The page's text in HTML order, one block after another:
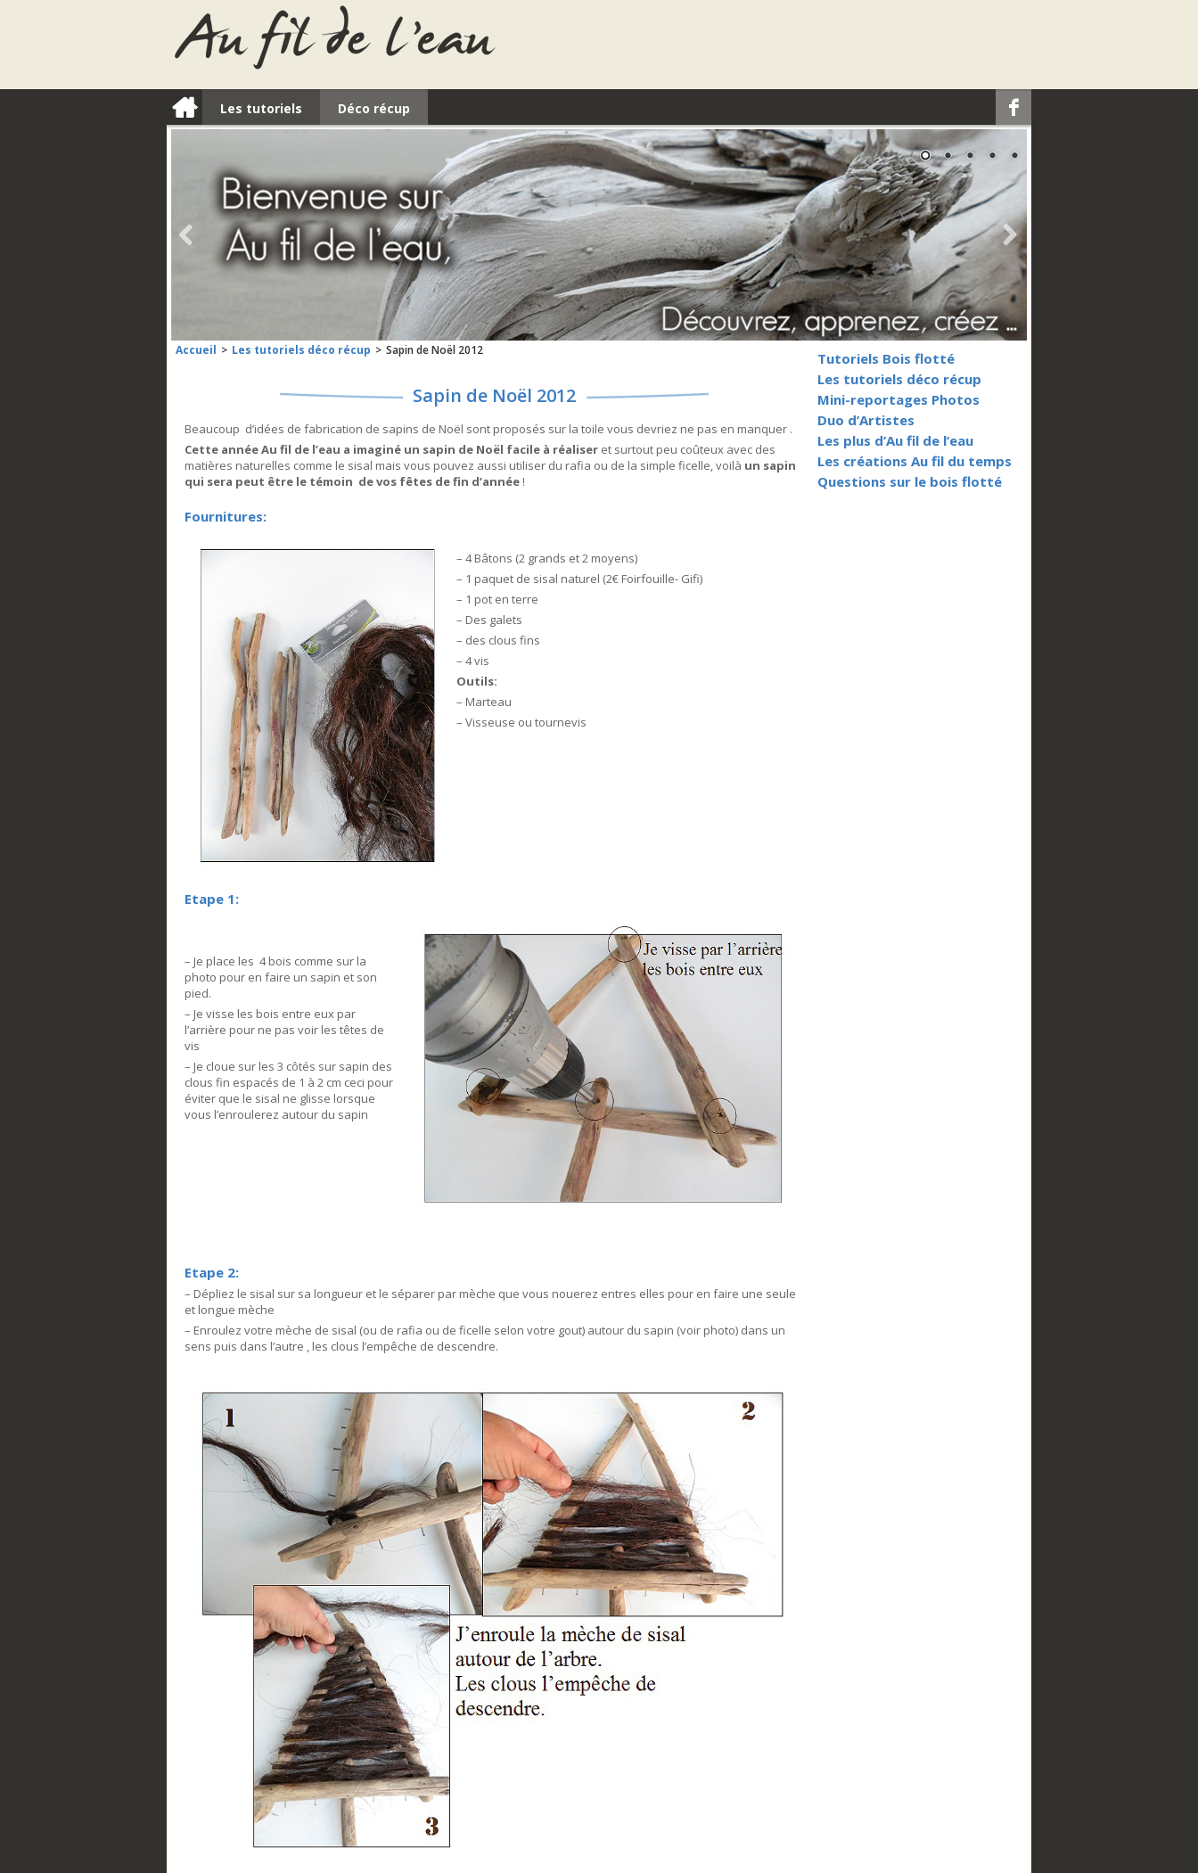
a Les tutoriels Déco récup e
l k
Accueil > Les tutoriels déco récup > Sapin de Noël 2012
Sapin de Noël 2012
Beaucoup d’idées de fabrication de sapins de Noël sont proposés sur la toile vous devriez ne pas en manquer .
Cette année Au fil de l’eau a imaginé un sapin de Noël facile à réaliser et surtout peu coûteux avec des
matières naturelles comme le sisal mais vous pouvez aussi utiliser du rafia ou de la simple ficelle, voilà un sapin
qui sera peut être le témoin de vos fêtes de fin d’année !
Fournitures:
– 4 Bâtons (2 grands et 2 moyens)
– 1 paquet de sisal naturel (2€ Foirfouille- Gifi)
– 1 pot en terre
– Des galets
– des clous fins
– 4 vis
Outils:
– Marteau
– Visseuse ou tournevis
Etape 1:
– Je place les 4 bois comme sur la
photo pour en faire un sapin et son
pied.
– Je visse les bois entre eux par
l’arrière pour ne pas voir les têtes de
vis
– Je cloue sur les 3 côtés sur sapin des
clous fin espacés de 1 à 2 cm ceci pour
éviter que le sisal ne glisse lorsque
vous l’enroulerez autour du sapin
Etape 2:
– Dépliez le sisal sur sa longueur et le séparer par mèche que vous nouerez entres elles pour en faire une seule
et longue mèche
– Enroulez votre mèche de sisal (ou de rafia ou de ficelle selon votre gout) autour du sapin (voir photo) dans un
sens puis dans l’autre , les clous l’empêche de descendre.
Tutoriels Bois flotté
Les tutoriels déco récup
Mini-reportages Photos
Duo d’Artistes
Les plus d’Au fil de l’eau
Les créations Au fil du temps
Questions sur le bois flotté